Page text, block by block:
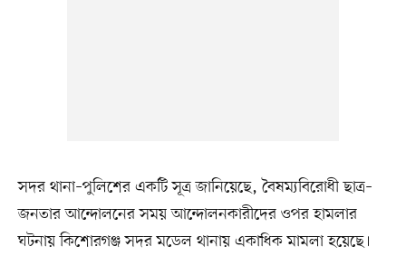
সদর থানা–পুলিশের একটি সূত্র জানিয়েছে, বৈষম্যবিরোধী ছাত্র–
জনতার আন্দোলনের সময় আন্দোলনকারীদের ওপর হামলার
ঘটনায় কিশোরগঞ্জ সদর মডেল থানায় একাধিক মামলা হয়েছে।